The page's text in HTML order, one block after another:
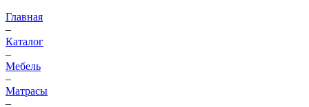
Главная
–
Каталог
–
Мебель
–
Матрасы
–